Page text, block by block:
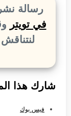
رسالة
في تويتر
شارك هذا
فيس بوك